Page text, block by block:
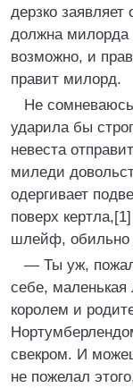
дерзко
должна милорда
возможно, и
правит милорд.
Не
ударила бы
невеста
миледи
одергивает
поверх
шлейф, обильно
— Ты уж,
себе,
королем и
свекром. И
не пожелал